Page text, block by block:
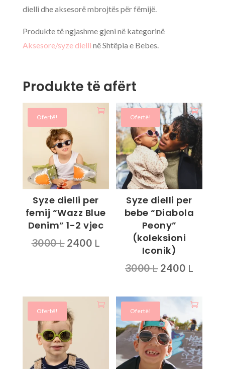
dielli dhe aksesorë mbrojtës për fëmijë.
Produkte të ngjashme gjeni në kategorinë
Aksesore/syze dielli në Shtëpia e Bebes.
Produkte të afërt
Ofertë!
Syze dielli per
femij “Wazz Blue
Denim” 1-2 vjec
3000L Çmimi
2400 L
tanishëm
2400 L.
Ofertë!
Syze dielli per
bebe “Diabola
Peony”
(koleksioni
Iconik)
3000L Çmimi
qe:
3000 L.
2400 L
është:
2400
produkt
ka
disa
variante.
Mundësitë
mund
Ofertë! Ofertë!